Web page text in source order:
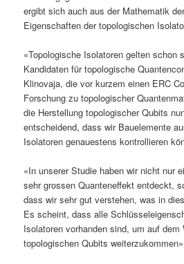
ergibt sich auch aus der Mathematik
Eigenschaften der topologischen
«Topologische Isolatoren gelten schon
Kandidaten für topologische
Klinovaja, die vor kurzem einen ERC
Forschung zu topologischer
die Herstellung topologischer Qubits
entscheidend, dass wir Bauelemente
Isolatoren genauestens kontrollieren
«In unserer Studie haben wir nicht nur
sehr grossen Quanteneffekt entdeckt,
dass wir sehr gut verstehen, was in
Es scheint, dass alle
Isolatoren vorhanden sind, um auf
topologischen Qubits